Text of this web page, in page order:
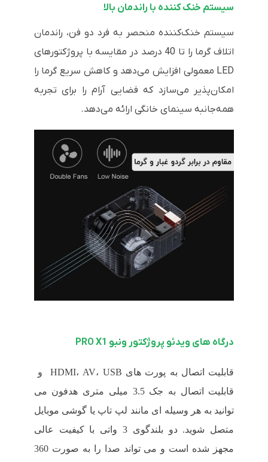
سیستم خنک کننده با راندمان بالا
سیستم خنک‌کننده منحصر به فرد دو فن، راندمان
اتلاف گرما را تا 40 درصد در مقایسه با پروژکتورهای
LED معمولی افزایش می‌دهد و کاهش سریع گرما را
امکان‌پذیر می‌سازد که فضایی آرام را برای تجربه
همه‌جانبه سینمای خانگی ارائه می‌دهد.
درگاه های ویدئو پروژکتور ونبو PRO X1
قابلیت اتصال به پورت های HDMI، AV، USB و
قابلیت اتصال به جک 3.5 میلی متری هدفون می
توانید به هر وسیله ای مانند لپ تاپ یا گوشی موبایل
متصل شوید.
دو بلندگوی 3 واتی با کیفیت عالی
مجهز شده است و می تواند صدا را به صورت 360